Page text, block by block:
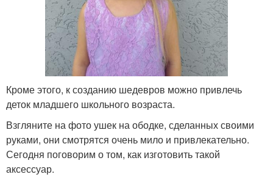
Кроме этого, к созданию шедевров можно привлечь
деток младшего школьного возраста.
Взгляните на фото ушек на ободке, сделанных своими
руками, они смотрятся очень мило и привлекательно.
Сегодня поговорим о том, как изготовить такой
аксессуар.